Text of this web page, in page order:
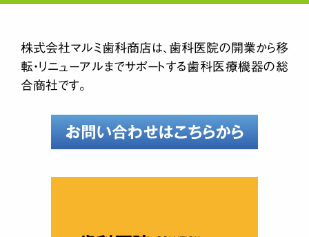
株式会社マルミ歯科商店は、歯科医院の開業から移
転・リニューアルまでサポートする歯科医療機器の総
合商社です。